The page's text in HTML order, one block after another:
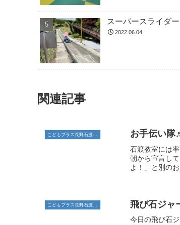
スーパースライダー
2022.06.04
関連記事
お手伝い隊
石渡教室には
朝から宣言し
よ！」と別の
こどもプラス長野石渡教室 飛び石ジャ
今日の飛び石